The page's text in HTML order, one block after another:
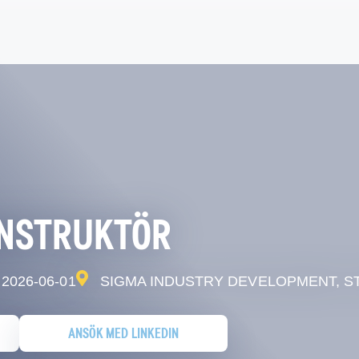
06-01 SIGMA INDUSTRY DEVELOPMENT,
ANSÖK MED LINKEDIN